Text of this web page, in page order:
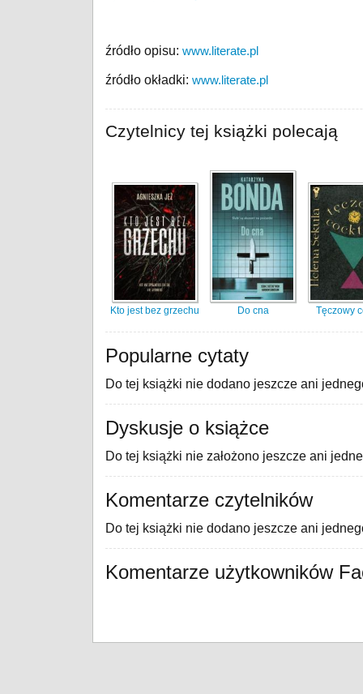
źródło opisu: www.literate.pl
źródło okładki: www.literate.pl
Czytelnicy tej książki polecają
Kto jest bez grzechu Do cna Tęczowy
Popularne cytaty
Do tej książki nie dodano jeszcze ani
Dyskusje o książce
Do tej książki nie założono jeszcze ani
Komentarze czytelników
Do tej książki nie dodano jeszcze ani
Komentarze użytkowników